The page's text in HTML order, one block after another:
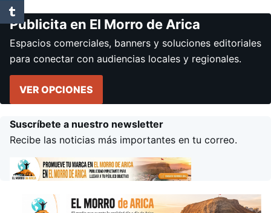
Publicita en El Morro de Arica
Espacios comerciales, banners y soluciones editoriales
para conectar con audiencias locales y regionales.
VER OPCIONES
Suscríbete a nuestro newsletter
Recibe las noticias más importantes en tu correo.